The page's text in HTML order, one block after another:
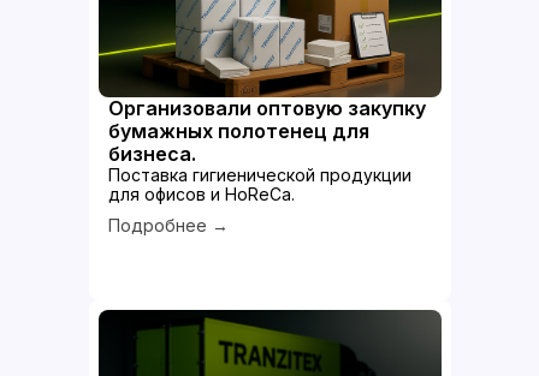
Организовали оптовую закупку
бумажных полотенец для
бизнеса.
Поставка гигиенической продукции
для офисов и HoReCa.
Подробнее →